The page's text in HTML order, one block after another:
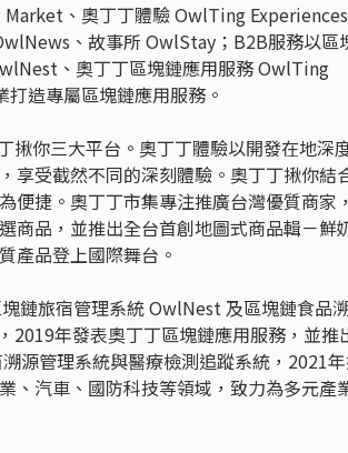
、奧丁丁體驗 OwlTing Experiences
、故事所 OwlStay；B2B服務以區
、奧丁丁區塊鏈應用服務 OwlTing
造專屬區塊鏈應用服務。
揪你三大平台。奧丁丁體驗以開發在地深
享受截然不同的深刻體驗。奧丁丁揪你結
捷。奧丁丁市集專注推廣台灣優質商家，
商品，並推出全台首創地圖式商品輯－鮮
產品登上國際舞台。
鏈旅宿管理系統 OwlNest 及區塊鏈食品
2019年發表奧丁丁區塊鏈應用服務，並推
源管理系統與醫療檢測追蹤系統，2021
、汽車、國防科技等領域，致力為多元產